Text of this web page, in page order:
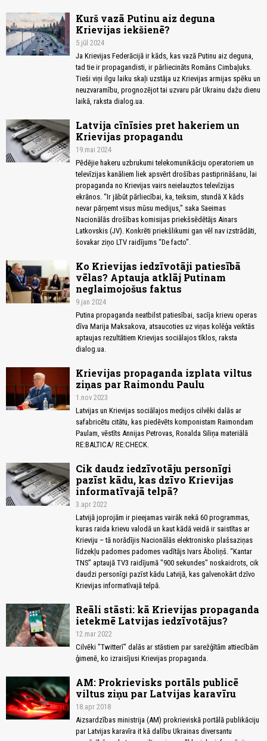
Kurš vazā Putinu aiz deguna
Krievijas iekšienē?
5.jūl 2024
Ja Krievijas Federācijā ir kāds, kas vazā Putinu aiz deguna,
tad tie ir propagandisti, ir pārliecināts Romāns Cimbaļuks.
Tieši viņi ilgu laiku skaļi uzstāja uz Krievijas armijas spēku un
neuzvaramību, prognozējot tai uzvaru pār Ukrainu dažu dienu
laikā, raksta dialog.ua.
Latvija cīnīsies pret hakeriem un
Krievijas propagandu
19.mai 2024
Pēdējie hakeru uzbrukumi telekomunikāciju operatoriem un
televīzijas kanāliem liek apsvērt drošības pastiprināšanu, lai
propaganda no Krievijas vairs neielauztos televīzijas
ekrānos. “Ir jābūt pārliecībai, ka, teiksim, stundā X kāds
nevar pārņemt visus mūsu medijus,” saka Saeimas
Nacionālās drošības komisijas priekšsēdētājs Ainars
Latkovskis (JV). Konkrēti priekšlikumi gan vēl nav izstrādāti,
šovakar ziņo LTV raidījums “De facto”.
Ko Krievijas iedzīvotāji patiesībā
vēlas? Aptauja atklāj Putinam
neglaimojošus faktus
9.jan 2024
Putina propaganda neatbilst patiesībai, sacīja krievu operas
dīva Marija Maksakova, atsaucoties uz viņas kolēģa veiktās
aptaujas rezultātiem Krievijas sociālajos tīklos, raksta
dialog.ua.
Krievijas propaganda izplata viltus
ziņas par Raimondu Paulu
1.nov 2023
Latvijas un Krievijas sociālajos medijos cilvēki dalās ar
safabricētu citātu, kas piedēvēts komponistam Raimondam
Paulam, vēstīts Annijas Petrovas, Ronalda Siliņa materiālā
RE:BALTICA/ RE:CHECK.
Cik daudz iedzīvotāju personīgi
pazīst kādu, kas dzīvo Krievijas
informatīvajā telpā?
3.apr 2022
Latvijā joprojām ir pieejamas vairāk nekā 60 programmas,
kuras raida krievu valodā un kaut kādā veidā ir saistītas ar
Krieviju – tā norādījis Nacionālās elektronisko plašsaziņas
līdzekļu padomes padomes vadītājs Ivars Āboliņš. “Kantar
TNS” aptaujā TV3 raidījumā "900 sekundes" noskaidrots, cik
daudzi personīgi pazīst kādu Latvijā, kas galvenokārt dzīvo
Krievijas informatīvajā telpā.
Reāli stāsti: kā Krievijas propaganda
ietekmē Latvijas iedzīvotājus?
12.mar 2022
Cilvēki "Twitterī" dalās ar stāstiem par sarežģītām attiecībām
ģimenē, ko izraisījusi Krievijas propaganda.
AM: Prokrievisks portāls publicē
viltus ziņu par Latvijas karavīru
18.apr 2018
Aizsardzības ministrija (AM) prokrieviskā portālā publikāciju
par Latvijas karavīra it kā dalību Ukrainas diversantu